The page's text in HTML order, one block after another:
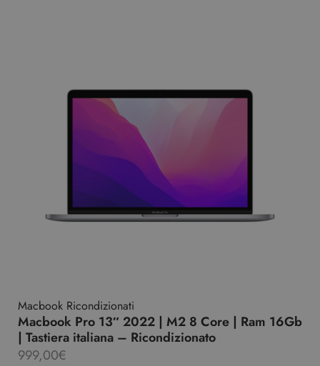
Macbook Ricondizionati
Macbook Pro 13″ 2022 | M2 8 Core | Ram 16Gb
| Tastiera italiana – Ricondizionato
999,00€